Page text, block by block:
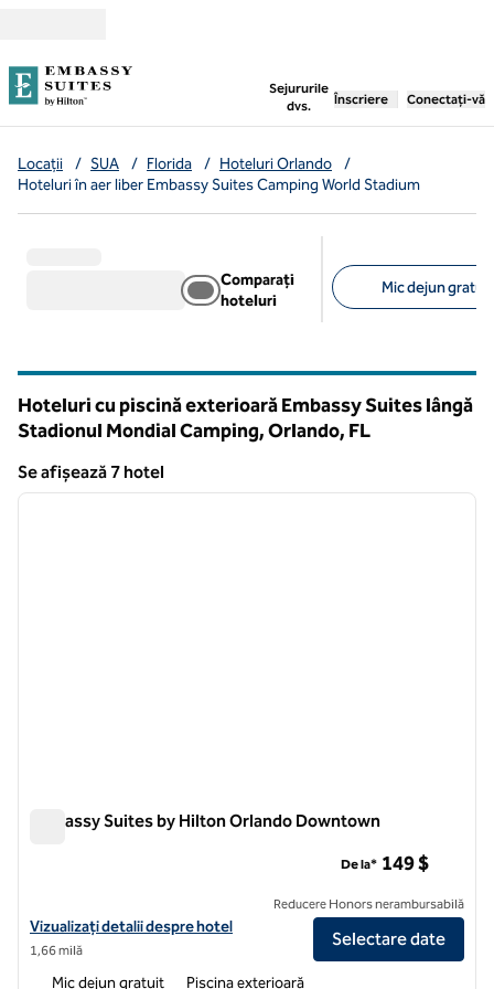
Sejururile
dvs.
, deschide o filă nouă
Înscriere Conectați-vă
Locații / SUA / Florida / Hoteluri Orlando
/
Hoteluri în aer liber Embassy Suites Camping World Stadium
Comparați
hoteluri
Mic dejun gratuit
Hoteluri cu piscină exterioară Embassy Suites lângă
Stadionul Mondial Camping, Orlando, FL
Se afișează 7 hotel
Se afișează 7 hotel
1 din 12
Embassy Suites by Hilton Orlando Downtown
Vizualizați detaliile hotelului pentru Embassy Suites by Hilton
Vizualizați detalii despre hotel
1,66 milă
De la* 149 $
Reducere Honors nerambursabilă
Selectare date
Mic dejun gratuit Piscina exterioară